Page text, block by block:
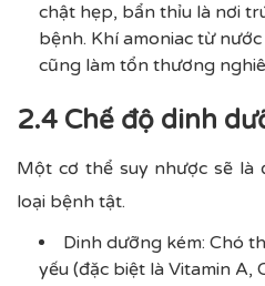
chật hẹp, bẩn thỉu là nơi
bệnh. Khí amoniac từ
cũng làm tổn thương
2.4 Chế độ dinh
Một cơ thể suy nhược sẽ là
loại bệnh tật.
Dinh dưỡng kém: Chó
yếu (đặc biệt là Vitamin A,